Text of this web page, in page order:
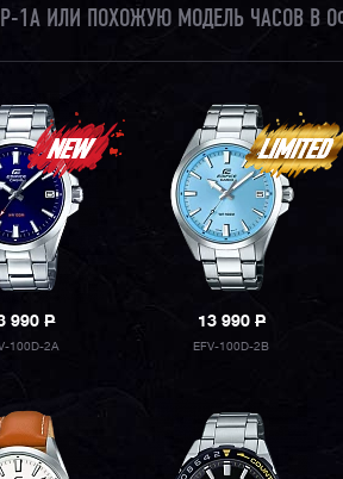
1A ИЛИ ПОХОЖУЮ МОДЕЛЬ ЧАСОВ В
990P
100D-2A
13 990 P
EFV-100D-2B